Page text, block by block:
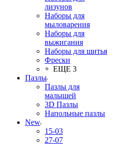
лизунов
Наборы для
мыловарения
Наборы для
выжигания
Наборы для шитья
Фрески
+ ЕЩЕ 3
Пазлы
Пазлы для
малышей
3D Пазлы
Напольные пазлы
New
15-03
27-07